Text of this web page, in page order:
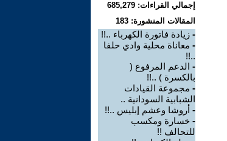
إجمالي القراءات: 685,279
المقالات المنشورة: 183
- زيادة فاتورة الكهرباء ..!!
- معاناة محلية وادي حلفا
..!!
- الدعم المرفوع (
بالكسرة ) ..!!
- مجموعة القيادات
الشبابية السودانية ..
- أروشا وعشم إبليس ..!!
- خسارة ومكسب
للتحالف !!